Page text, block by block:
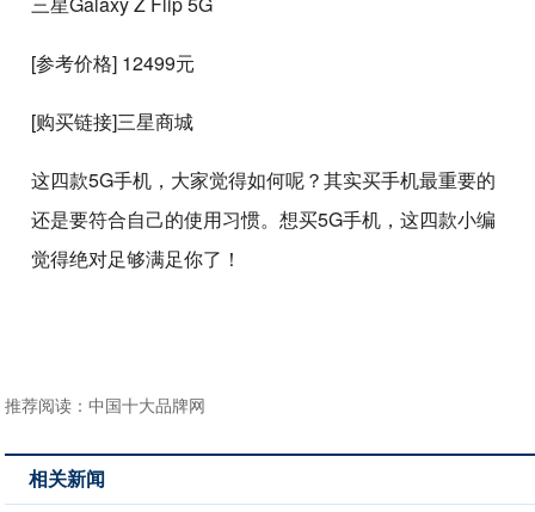
[参考价格] 12499元
[购买链接]三星商城
这四款5G手机，大家觉得如何呢？其实买手机最重要的
还是要符合自己的使用习惯。想买5G手机，这四款小编
觉得绝对足够满足你了！
推荐阅读：中国十大品牌网
相关新闻